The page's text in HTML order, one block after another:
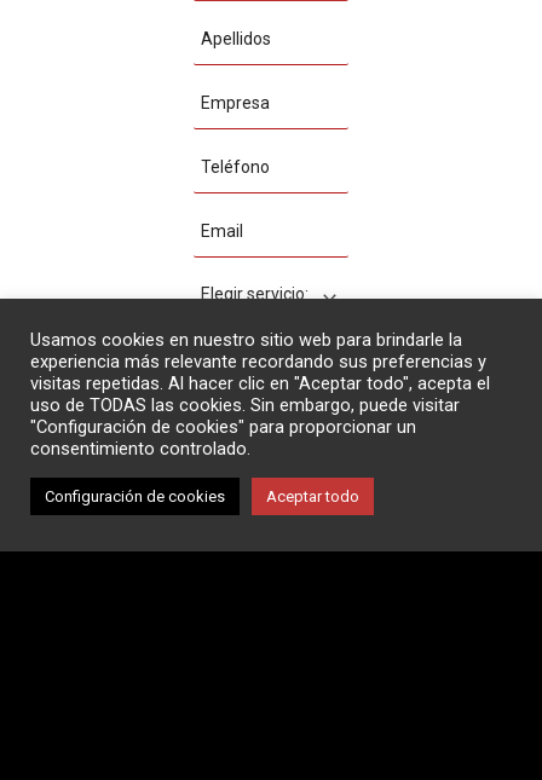
Acepto la
política de
Usamos cookies en nuestro sitio web para brindarle la
experiencia más relevante recordando sus preferencias y
visitas repetidas. Al hacer clic en "Aceptar todo", acepta el
uso de TODAS las cookies. Sin embargo, puede visitar
"Configuración de cookies" para proporcionar un
consentimiento controlado.
Configuración de cookies Aceptar todo